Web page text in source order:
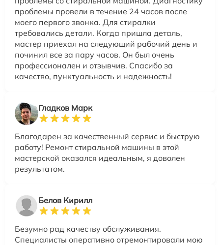
проблемы провели в течение 24 часов после
моего первого звонка. Для стиралки
требовались детали. Когда пришла деталь,
мастер приехал на следующий рабочий день и
починил все за пару часов. Он был очень
профессионален и отзывчив. Спасибо за
качество, пунктуальность и надежность!
Гладков Марк
Благодарен за качественный сервис и быструю
работу! Ремонт стиральной машины в этой
мастерской оказался идеальным, я доволен
результатом.
Белов Кирилл
Безумно рад качеству обслуживания.
Специалисты оперативно отремонтировали мою